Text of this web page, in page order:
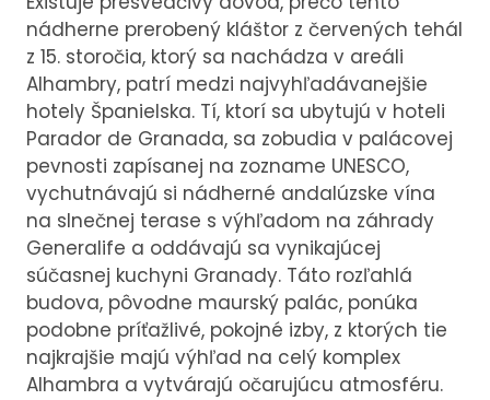
nádherne prerobený kláštor z červených tehál
z 15. storočia, ktorý sa nachádza v areáli
Alhambry, patrí medzi najvyhľadávanejšie
hotely Španielska. Tí, ktorí sa ubytujú v hoteli
Parador de Granada, sa zobudia v palácovej
pevnosti zapísanej na zozname UNESCO,
vychutnávajú si nádherné andalúzske vína
na slnečnej terase s výhľadom na záhrady
Generalife a oddávajú sa vynikajúcej
súčasnej kuchyni Granady. Táto rozľahlá
budova, pôvodne maurský palác, ponúka
podobne príťažlivé, pokojné izby, z ktorých tie
najkrajšie majú výhľad na celý komplex
Alhambra a vytvárajú očarujúcu atmosféru.